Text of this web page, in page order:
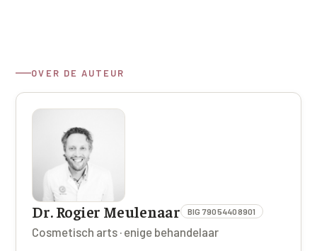
OVER DE AUTEUR
Dr. Rogier Meulenaar BIG 79054408901
Cosmetisch arts · enige behandelaar